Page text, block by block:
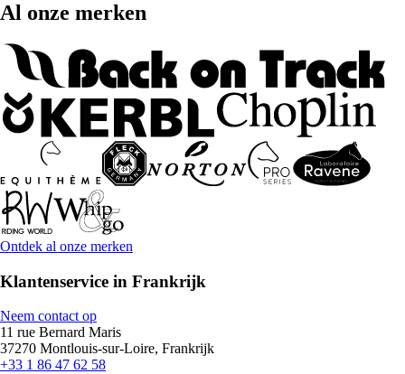
Al onze merken
Ontdek al onze merken
Klantenservice in Frankrijk
Neem contact op
11 rue Bernard Maris
37270 Montlouis-sur-Loire, Frankrijk
+33 1 86 47 62 58